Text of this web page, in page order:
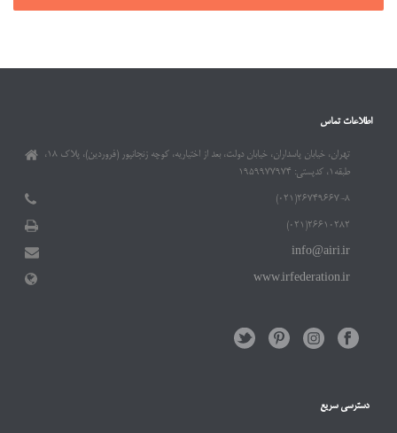
اطلاعات تماس
تهران، خیابان پاسداران، خیابان دولت، بعد از اختیاریه، کوچه زنجانپور (فروردین)، پلاک ۱۸،
طبقه۱، کدپستی: ۱۹۵۹۹۷۷۹۷۴
۲۶۷۴۹۶۶۷-۸(۰۲۱)
۲۶۶۱۰۲۸۲(۰۲۱)
info@airi.ir
www.irfederation.ir
دسترسی سریع